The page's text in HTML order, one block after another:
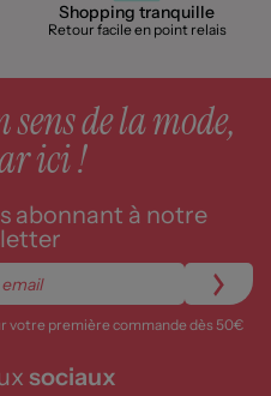
Shopping tranquille
Retour facile en point relais
de la mode,
ici !
abonnant à notre
votre première commande dès 50€
sociaux